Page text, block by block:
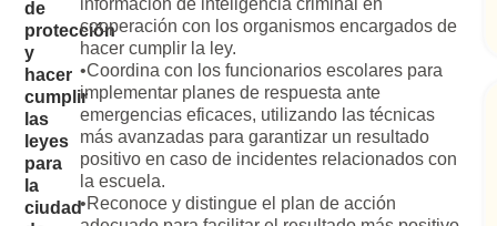
de
protección
y
hacer
cumplir
las
leyes
para
la
ciudad
información de inteligencia criminal en
cooperación con los organismos encargados de
hacer cumplir la ley.
•Coordina con los funcionarios escolares para
implementar planes de respuesta ante
emergencias eficaces, utilizando las técnicas
más avanzadas para garantizar un resultado
positivo en caso de incidentes relacionados con
la escuela.
•Reconoce y distingue el plan de acción